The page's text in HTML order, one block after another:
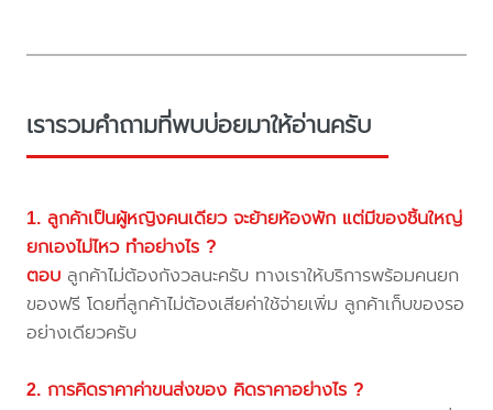
เรารวมคำถามที่พบบ่อยมาให้อ่านครับ
1. ลูกค้าเป็นผู้หญิงคนเดียว จะย้ายห้องพัก แต่มีของชิ้นใหญ่
ยกเองไม่ไหว ทำอย่างไร ?
ตอบ ลูกค้าไม่ต้องกังวลนะครับ ทางเราให้บริการพร้อมคนยก
ของฟรี โดยที่ลูกค้าไม่ต้องเสียค่าใช้จ่ายเพิ่ม ลูกค้าเก็บของรอ
อย่างเดียวครับ
2. การคิดราคาค่าขนส่งของ คิดราคาอย่างไร ?